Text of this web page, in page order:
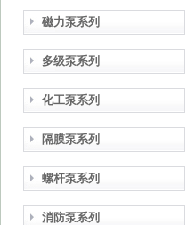
磁力泵系列
多级泵系列
化工泵系列
隔膜泵系列
螺杆泵系列
消防泵系列